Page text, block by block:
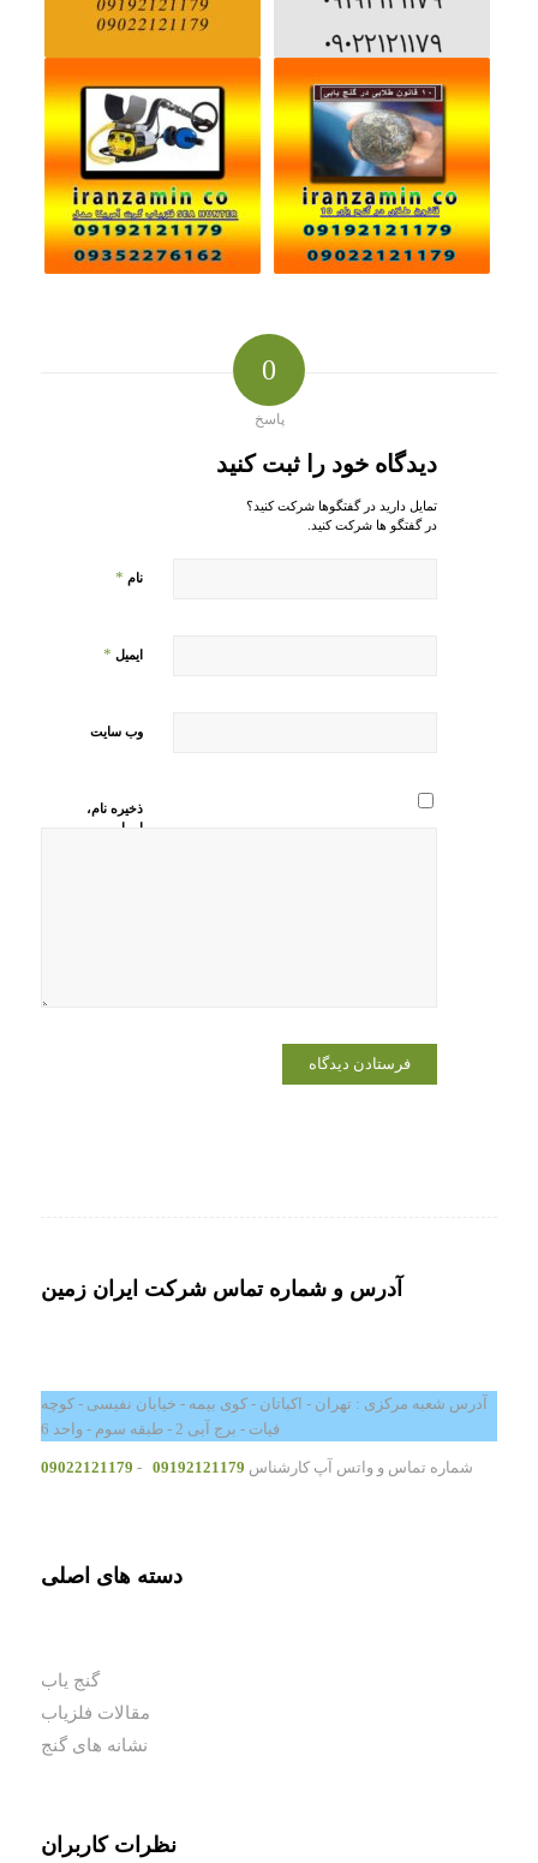
0
پاسخ
دیدگاه خود را ثبت کنید
تمایل دارید در گفتگوها شرکت کنید؟
در گفتگو ها شرکت کنید.
نام *
ایمیل *
وب‌ سایت
ذخیره نام،
ایمیل و
آدرس و شماره تماس شرکت ایران زمین
آدرس شعبه مرکزی : تهران - اکباتان - کوی بیمه - خیابان نفیسی - کوچه
فیات - برج آبی 2 - طبقه سوم - واحد 6
شماره تماس و واتس آپ کارشناس 09192121179
-
09022121179
دسته های اصلی
گنج یاب
مقالات فلزیاب
نشانه های گنج
نظرات کاربران